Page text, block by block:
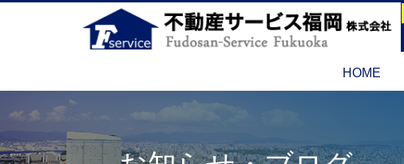
HOME